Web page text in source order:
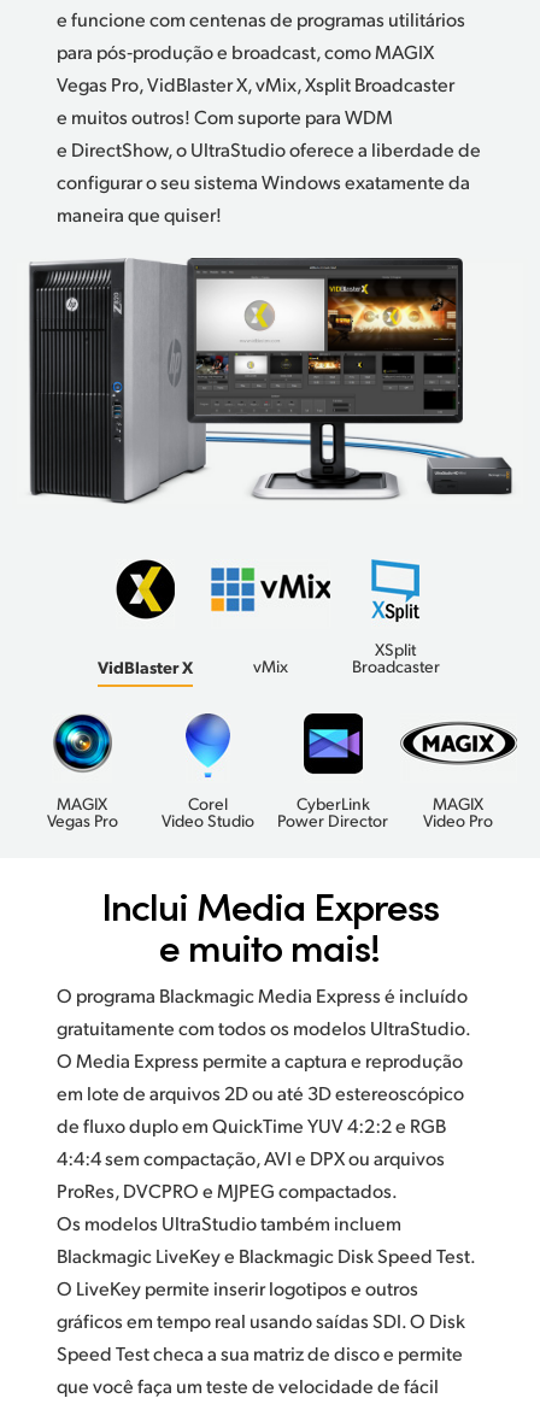
e funcione com centenas de programas utilitários
para pós‑produção e broadcast, como MAGIX
Vegas Pro,VidBlaster X,vMix, Xsplit Broadcaster
e muitos outros! Com suporte para WDM
e DirectShow, o UltraStudio oferece a liberdade de
configurar o seu sistema Windows exatamente da
maneira que quiser!
VidBlaster X vMix
XSplit
Broadcaster
MAGIX
Vegas Pro
Corel
Video Studio
CyberLink
Power Director
MAGIX
Video Pro
Inclui Media Express
e muito mais!
O programa Blackmagic Media Express é incluído
gratuitamente com todos os modelos UltraStudio.
O Media Express permite a captura e reprodução
em lote de arquivos 2D ou até 3D estereoscópico
de fluxo duplo em QuickTime YUV 4:2:2 e RGB
4:4:4 sem compactação,AVI e DPXou arquivos
ProRes, DVCPRO e MJPEG compactados.
Os modelos UltraStudio também incluem
Blackmagic LiveKey e Blackmagic Disk Speed Test.
O LiveKey permite inserir logotipos e outros
gráficos em tempo real usando saídas SDI. O Disk
Speed Test checa a sua matriz de disco e permite
que você faça um teste de velocidade de fácil